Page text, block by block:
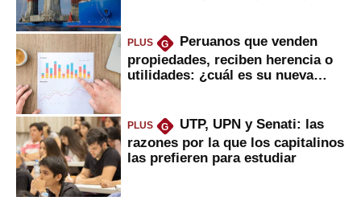
PLUS G
Peruanos que venden
propiedades, reciben herencia o
utilidades: ¿cuál es su nueva
PLUS G
UTP, UPN y Senati: las
razones por la que los capitalinos
las prefieren para estudiar